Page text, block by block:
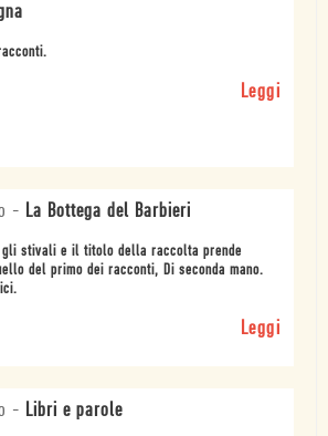
Leggi
- La Bottega del Barbieri
gli stivali e il titolo della raccolta prende
del primo dei racconti, Di seconda mano.
Leggi
- Libri e parole